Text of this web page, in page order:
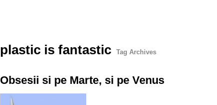
plastic is fantastic Tag Archives
Obsesii si pe Marte, si pe Venus